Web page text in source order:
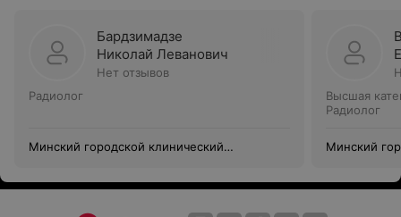
Бардзимадзе
Николай Леванович
Нет отзывов
Радиолог
Минский городской клинический
Высшая
Радиолог
Минский